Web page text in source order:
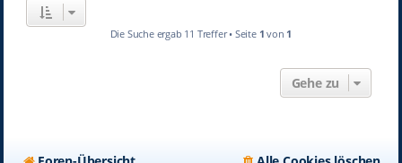
Die Suche ergab 11 Treffer • Seite 1 von 1
Gehe zu